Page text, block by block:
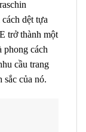
dệt tựa
trở thành một
phong cách
cầu trang
của nó.